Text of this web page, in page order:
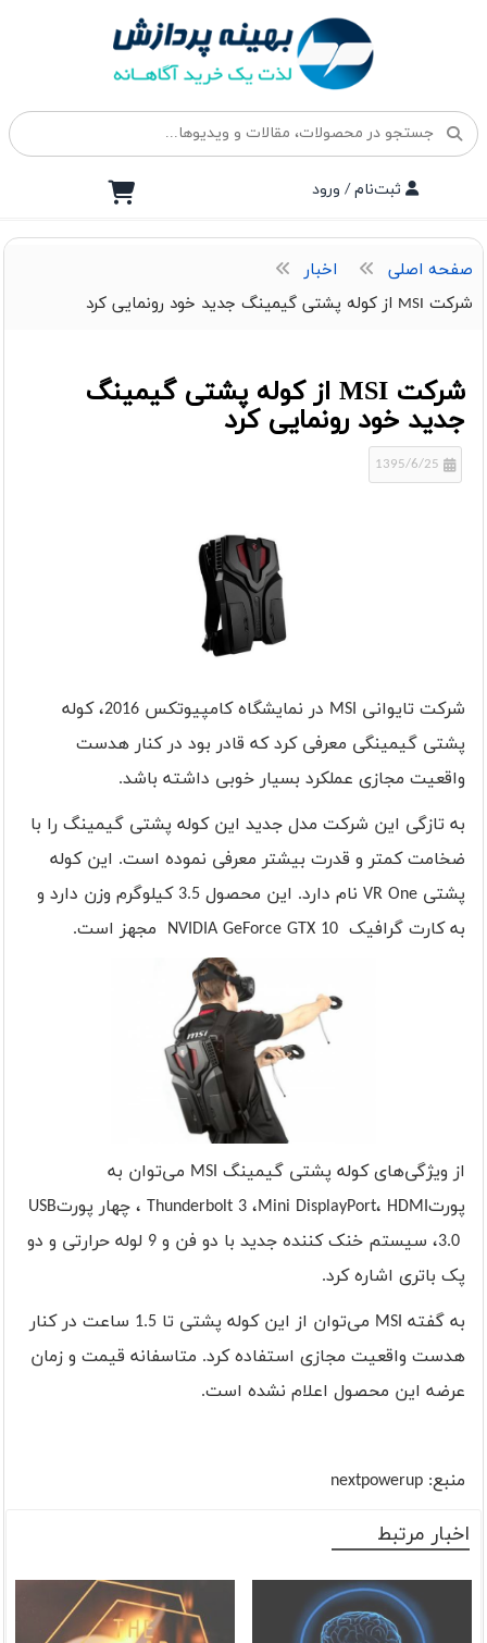
ثبت‌نام / ورود
صفحه اصلی
اخبار
شرکت MSI از کوله پشتی گیمینگ جدید خود رونمایی کرد
شرکت MSI از کوله پشتی گیمینگ
جدید خود رونمایی کرد
شرکت تایوانی MSI
در نمایشگاه کامپیوتکس 2016، کوله
پشتی گیمینگی معرفی کرد که قادر بود در کنار هدست
واقعیت مجازی عملکرد بسیار خوبی داشته باشد.
به تازگی این شرکت مدل جدید این کوله پشتی گیمینگ را با
ضخامت کمتر و قدرت بیشتر معرفی نموده است. این کوله
پشتی VR One
نام دارد. این محصول 3.5 کیلوگرم وزن دارد و
به کارت گرافیک NVIDIA GeForce GTX 10 مجهز است.
از ویژگی‌های کوله پشتی گیمینگ MSI می‌توان به
پورتHDMI ،Mini DisplayPort، Thunderbolt 3 ، چهار پورتUSB
3.0
، سیستم خنک کننده جدید با دو فن و 9 لوله حرارتی و دو
پک باتری اشاره کرد.
به گفته MSI
می‌توان از این کوله پشتی تا 1.5 ساعت در کنار
هدست واقعیت مجازی استفاده کرد. متاسفانه قیمت و زمان
عرضه این محصول اعلام نشده است.
منبع: nextpowerup
اخبار مرتبط